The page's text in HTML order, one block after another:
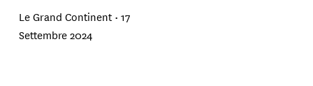
Le Grand Continent •17
Settembre 2024